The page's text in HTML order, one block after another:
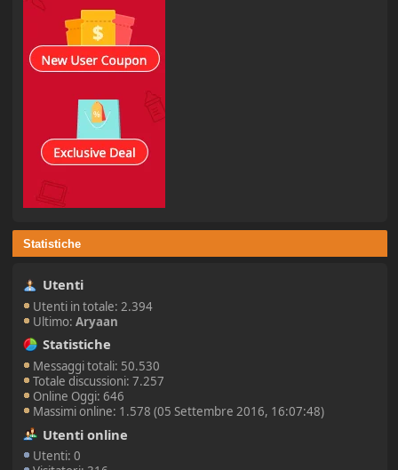
Statistiche
Utenti
Utenti in totale: 2.394
Ultimo:Aryaan
Statistiche
Messaggi totali: 50.530
Totale discussioni: 7.257
Online Oggi: 646
Massimi online: 1.578 (05 Settembre 2016, 16:07:48)
Utenti online
Utenti: 0